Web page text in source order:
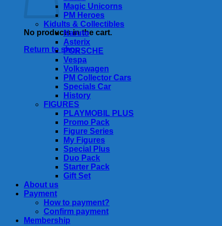
No products in the cart.
Return to shop
Magic Unicorns
PM Heroes
Kidults & Collectibles
Naruto
Asterix
PORSCHE
Vespa
Volkswagen
PM Collector Cars
Specials Car
History
FIGURES
PLAYMOBIL PLUS
Promo Pack
Figure Series
My Figures
Special Plus
Duo Pack
Starter Pack
Gift Set
About us
Payment
How to payment?
Confirm payment
Membership